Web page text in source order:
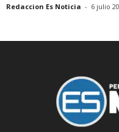
Redaccion Es Noticia - 6 julio